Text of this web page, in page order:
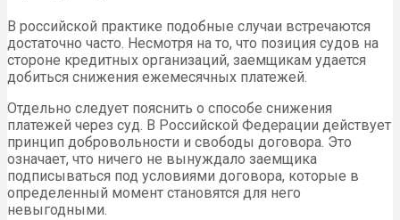
В российской практике подобные случаи встречаются
достаточно часто. Несмотря на то, что позиция судов на
стороне кредитных организаций, заемщикам удается
добиться снижения ежемесячных платежей.
Отдельно следует пояснить о способе снижения
платежей через суд. В Российской Федерации действует
принцип добровольности и свободы договора. Это
означает, что ничего не вынуждало заемщика
подписываться под условиями договора, которые в
определенный момент становятся для него
невыгодными.